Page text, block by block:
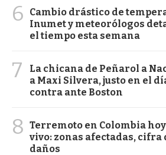
6
Cambio drástico de
Inumet y meteorólogos
el tiempo esta semana
7
La chicana de Peñarol a
a Maxi Silvera, justo en el
contra ante Boston
8 Terremoto en Colombia hoy
vivo: zonas afectadas, cifra
daños